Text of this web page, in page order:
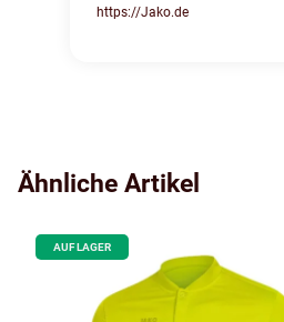
https://Jako.de
Ähnliche Artikel
AUF LAGER